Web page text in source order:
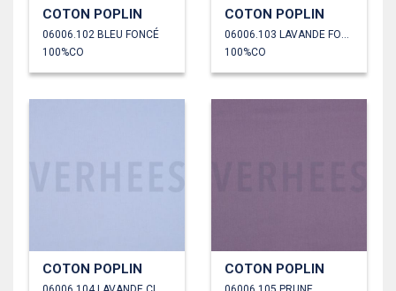
COTON POPLIN
06006.102 BLEU FONCÉ
100%CO
COTON POPLIN
100%CO
COTON POPLIN COTON POPLIN